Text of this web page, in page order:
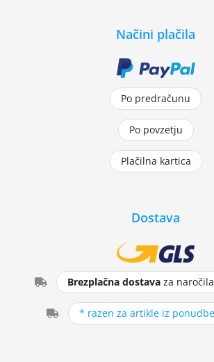
Načini plačila
Po predračunu
Po povzetju
Plačilna kartica
Dostava
Brezplačna dostava za
* razen za artikle iz